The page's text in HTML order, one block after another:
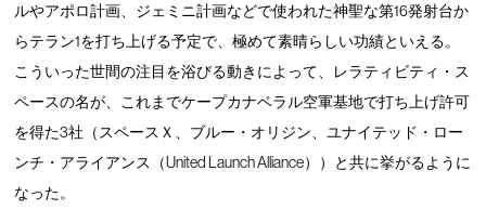
ルやアポロ計画、ジェミニ計画などで使われた神聖な第16発射台か
らテラン1を打ち上げる予定で、極めて素晴らしい功績といえる。
こういった世間の注目を浴びる動きによって、レラティビティ・ス
ペースの名が、これまでケープカナベラル空軍基地で打ち上げ許可
を得た3社（スペースＸ、ブルー・オリジン、ユナイテッド・ロー
ンチ・アライアンス（United Launch Alliance））と共に挙がるように
なった。